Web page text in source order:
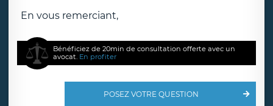
En vous remerciant,
Bénéficiez de 20min de consultation offerte avec un
avocat. En profiter
POSEZ VOTRE QUESTION